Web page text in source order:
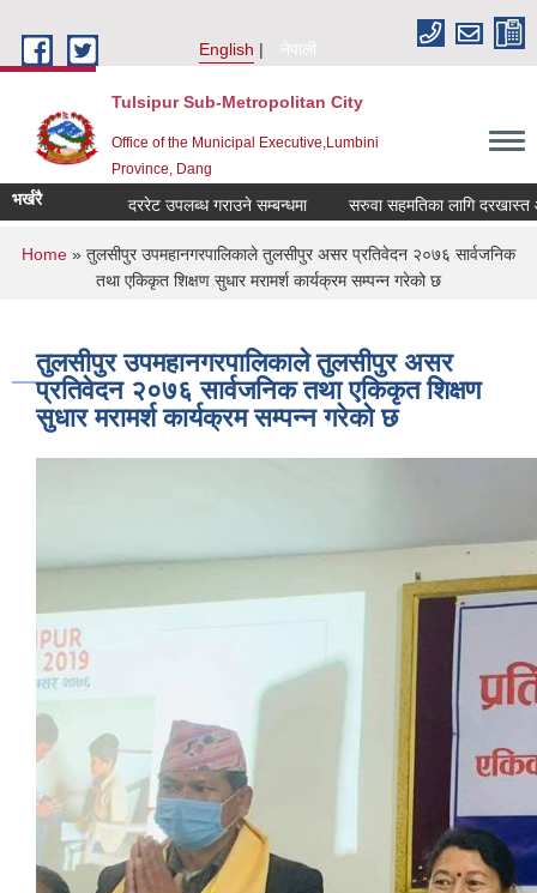
English
नेपाली
Tulsipur Sub-Metropolitan City
Office of the Municipal Executive,Lumbini
Province, Dang
भर्खरै दररेट उपलब्ध गराउने सम्बन्धमा सरुवा सहमतिका लागि दरखास्त
You are here
Home » तुलसीपुर उपमहानगरपालिकाले तुलसीपुर असर प्रतिवेदन २०७६ सार्वजनिक
तथा एकिकृत शिक्षण सुधार मरामर्श कार्यक्रम सम्पन्न गरेको छ
तुलसीपुर उपमहानगरपालिकाले तुलसीपुर असर
प्रतिवेदन २०७६ सार्वजनिक तथा एकिकृत शिक्षण
सुधार मरामर्श कार्यक्रम सम्पन्न गरेको छ